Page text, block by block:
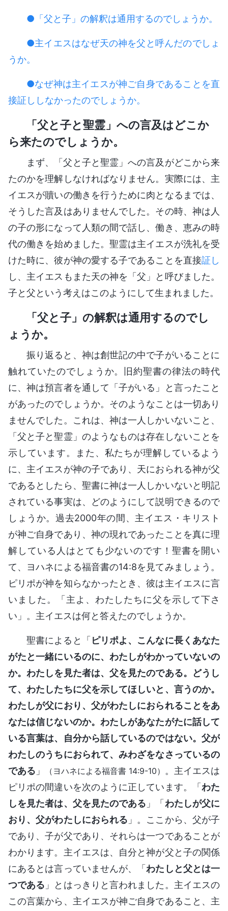
●「父と子」の解釈は通用するのでしょうか。
●主イエスはなぜ天の神を父と呼んだのでしょ
うか。
●なぜ神は主イエスが神ご自身であることを直
接証ししなかったのでしょうか。
「父と子と聖霊」への言及はどこか
ら来たのでしょうか。
まず、「父と子と聖霊」への言及がどこから来
たのかを理解しなければなりません。実際には、主
イエスが贖いの働きを行うために肉となるまでは、
そうした言及はありませんでした。その時、神は人
の子の形になって人類の間で話し、働き、恵みの時
代の働きを始めました。聖霊は主イエスが洗礼を受
けた時に、彼が神の愛する子であることを直接証し
し、主イエスもまた天の神を「父」と呼びました。
子と父という考えはこのようにして生まれました。
「父と子」の解釈は通用するのでし
ょうか。
振り返ると、神は創世記の中で子がいることに
触れていたのでしょうか。旧約聖書の律法の時代
に、神は預言者を通して「子がいる」と言ったこと
があったのでしょうか。そのようなことは一切あり
ませんでした。これは、神は一人しかいないこと、
「父と子と聖霊」のようなものは存在しないことを
示しています。また、私たちが理解しているよう
に、主イエスが神の子であり、天におられる神が父
であるとしたら、聖書に神は一人しかいないと明記
されている事実は、どのようにして説明できるので
しょうか。過去2000年の間、主イエス・キリスト
が神ご自身であり、神の現れであったことを真に理
解している人はとても少ないのです！聖書を開い
て、ヨハネによる福音書の14:8を見てみましょう。
ピリポが神を知らなかったとき、彼は主イエスに言
いました。「主よ、わたしたちに父を示して下さ
い」。主イエスは何と答えたのでしょうか。
聖書によると「ピリポよ、こんなに長くあなた
がたと一緒にいるのに、わたしがわかっていないの
か。わたしを見た者は、父を見たのである。どうし
て、わたしたちに父を示してほしいと、言うのか。
わたしが父におり、父がわたしにおられることをあ
なたは信じないのか。わたしがあなたがたに話して
いる言葉は、自分から話しているのではない。父が
わたしのうちにおられて、みわざをなさっているの
である 」 （ヨハネによる福音書 14:9-10） 。主イエスは
ピリポの間違いを次のように正しています。「わた
しを見た者は、父を見たのである 」「わたしが父に
おり、父がわたしにおられる 」。ここから、父が子
であり、子が父であり、それらは一つであることが
わかります。主イエスは、自分と神が父と子の関係
にあるとは言っていませんが、「わたしと父とは一
つである 」とはっきりと言われました。主イエスの
この言葉から、主イエスが神ご自身であること、主